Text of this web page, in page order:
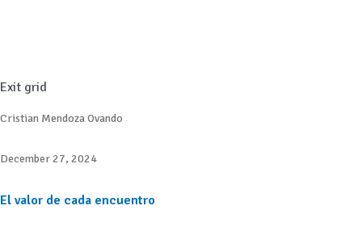
Exit grid
Cristian Mendoza Ovando
December 27, 2024
El valor de cada encuentro